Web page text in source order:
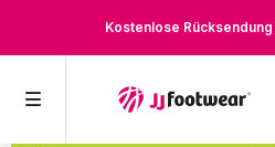
Kostenlose Rücksendung